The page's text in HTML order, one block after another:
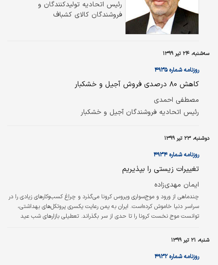
رئیس اتحادیه تولیدکنندگان و
فروشندگان کالای کشباف
سه‌شنبه، ۲۴ تیر ۱۳۹۹
روزنامه شماره ۴۹۳۵
کاهش ۸۰ درصدی فروش آجیل و خشکبار
مصطفی احمدی
رئیس اتحادیه فروشندگان آجیل و خشکبار
دوشنبه، ۲۳ تیر ۱۳۹۹
روزنامه شماره ۴۹۳۴
تغییرات زیستی را بپذیریم
ایمان مهدی‌زاده
چندماهی از ورود و موج‌سواری ویروس کرونا می‌گذرد و چراغ کسب‌و‌کارهای زیادی را در
سراسر دنیا خاموش کرده‌است. ایران به یمن رعایت یکسری پروتکل‌های بهداشتی،
توانست موج نخست کرونا را تا حدی از سر بگذراند. تعطیلی بازارهای شب عید
به قرنطینه خود را در خانه پابند کنند و آنهایی که فاصله فیزیکی را برگزیده بودند،
به‌راحتی از پس کرونا برآمدند. برای همین در اولین پیک کرونا، ایران در وضعیت
مطلوب‌تری قرار داشت اما تعطیلی بازارهای سنتی…
شنبه، ۲۱ تیر ۱۳۹۹
روزنامه شماره ۴۹۳۲